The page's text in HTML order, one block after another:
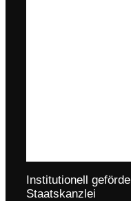
Institutionell
Staatskanzlei